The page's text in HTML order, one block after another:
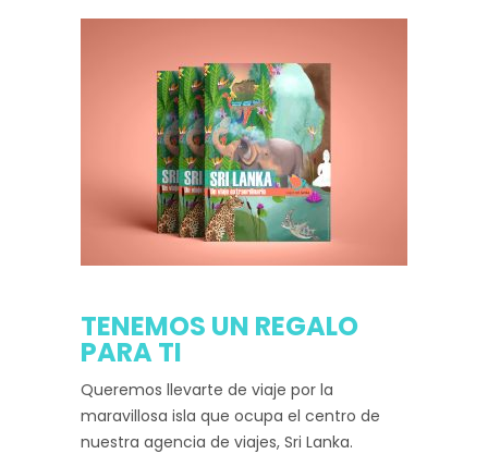
TENEMOS UN REGALO
PARA TI
Queremos llevarte de viaje por la
maravillosa isla que ocupa el centro de
nuestra agencia de viajes, Sri Lanka.